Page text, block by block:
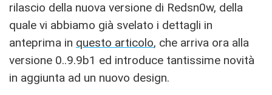
rilascio della nuova versione di Redsn0w, della
quale vi abbiamo già svelato i dettagli in
anteprima in questo articolo, che arriva ora alla
versione 0..9.9b1 ed introduce tantissime novità
in aggiunta ad un nuovo design.